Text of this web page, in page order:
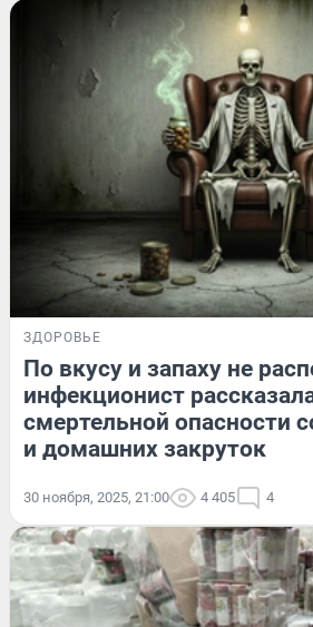
ЗДОРОВЬЕ
По вкусу и запаху не
инфекционист
смертельной опасности
и домашних закруток
30 ноября, 2025, 21:00 4 405 4